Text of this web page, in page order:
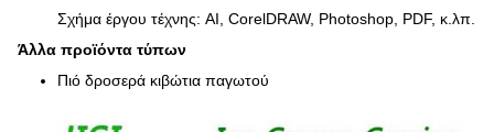
Σχήμα έργου τέχνης: AI, CorelDRAW, Photoshop, PDF, κ.λπ.
Άλλα προϊόντα τύπων
Πιό δροσερά κιβώτια παγωτού